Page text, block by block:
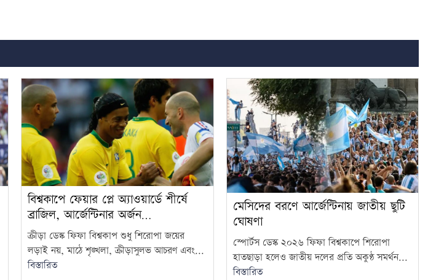
বিশ্বকাপে ফেয়ার প্লে অ্যাওয়ার্ডে শীর্ষে
ব্রাজিল, আর্জেন্টিনার অর্জন…
ক্রীড়া ডেস্ক ফিফা বিশ্বকাপ শুধু শিরোপা জয়ের
লড়াই নয়, মাঠে শৃঙ্খলা, ক্রীড়াসুলভ আচরণ এবং...
বিস্তারিত
মেসিদের বরণে আর্জেন্টিনায় জাতীয় ছুটি
ঘোষণা
স্পোর্টস ডেস্ক ২০২৬ ফিফা বিশ্বকাপে শিরোপা
হাতছাড়া হলেও জাতীয় দলের প্রতি অকুণ্ঠ সমর্থন...
বিস্তারিত